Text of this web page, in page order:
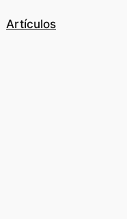
Artículos